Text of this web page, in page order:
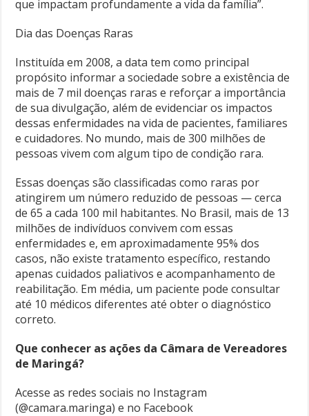
que impactam profundamente a vida da família”.
Dia das Doenças Raras
Instituída em 2008, a data tem como principal
propósito informar a sociedade sobre a existência de
mais de 7 mil doenças raras e reforçar a importância
de sua divulgação, além de evidenciar os impactos
dessas enfermidades na vida de pacientes, familiares
e cuidadores. No mundo, mais de 300 milhões de
pessoas vivem com algum tipo de condição rara.
Essas doenças são classificadas como raras por
atingirem um número reduzido de pessoas — cerca
de 65 a cada 100 mil habitantes. No Brasil, mais de 13
milhões de indivíduos convivem com essas
enfermidades e, em aproximadamente 95% dos
casos, não existe tratamento específico, restando
apenas cuidados paliativos e acompanhamento de
reabilitação. Em média, um paciente pode consultar
até 10 médicos diferentes até obter o diagnóstico
correto.
Que conhecer as ações da Câmara de Vereadores
de Maringá?
Acesse as redes sociais no Instagram
(@camara.maringa) e no Facebook